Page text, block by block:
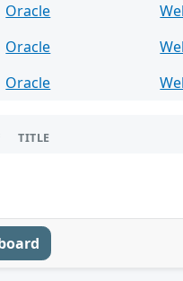
Oracle
Oracle
Oracle
TITLE